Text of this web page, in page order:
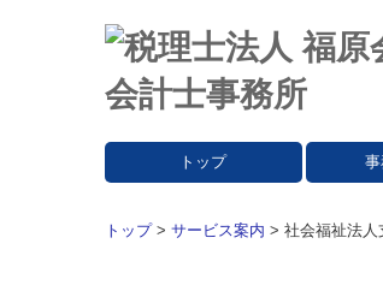
トップ
トップ> サービス案内 > 社会福祉法人